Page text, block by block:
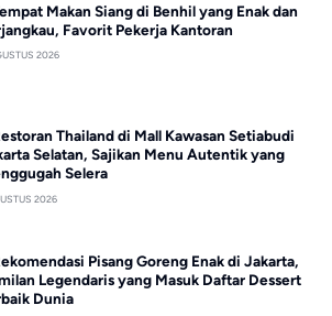
Makan Siang di Benhil yang Enak dan
Favorit Pekerja Kantoran
2026
Thailand di Mall Kawasan Setiabudi
Selatan, Sajikan Menu Autentik yang
Selera
2026
Pisang Goreng Enak di Jakarta,
Legendaris yang Masuk Daftar Dessert
Dunia